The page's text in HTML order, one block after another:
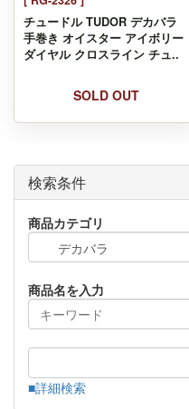
チュードル TUDOR デカバラ
手巻き オイスター アイボリー
ダイヤル クロスライン チュ..
SOLD OUT
検索条件
商品カテゴリ
商品名を入力
■詳細検索